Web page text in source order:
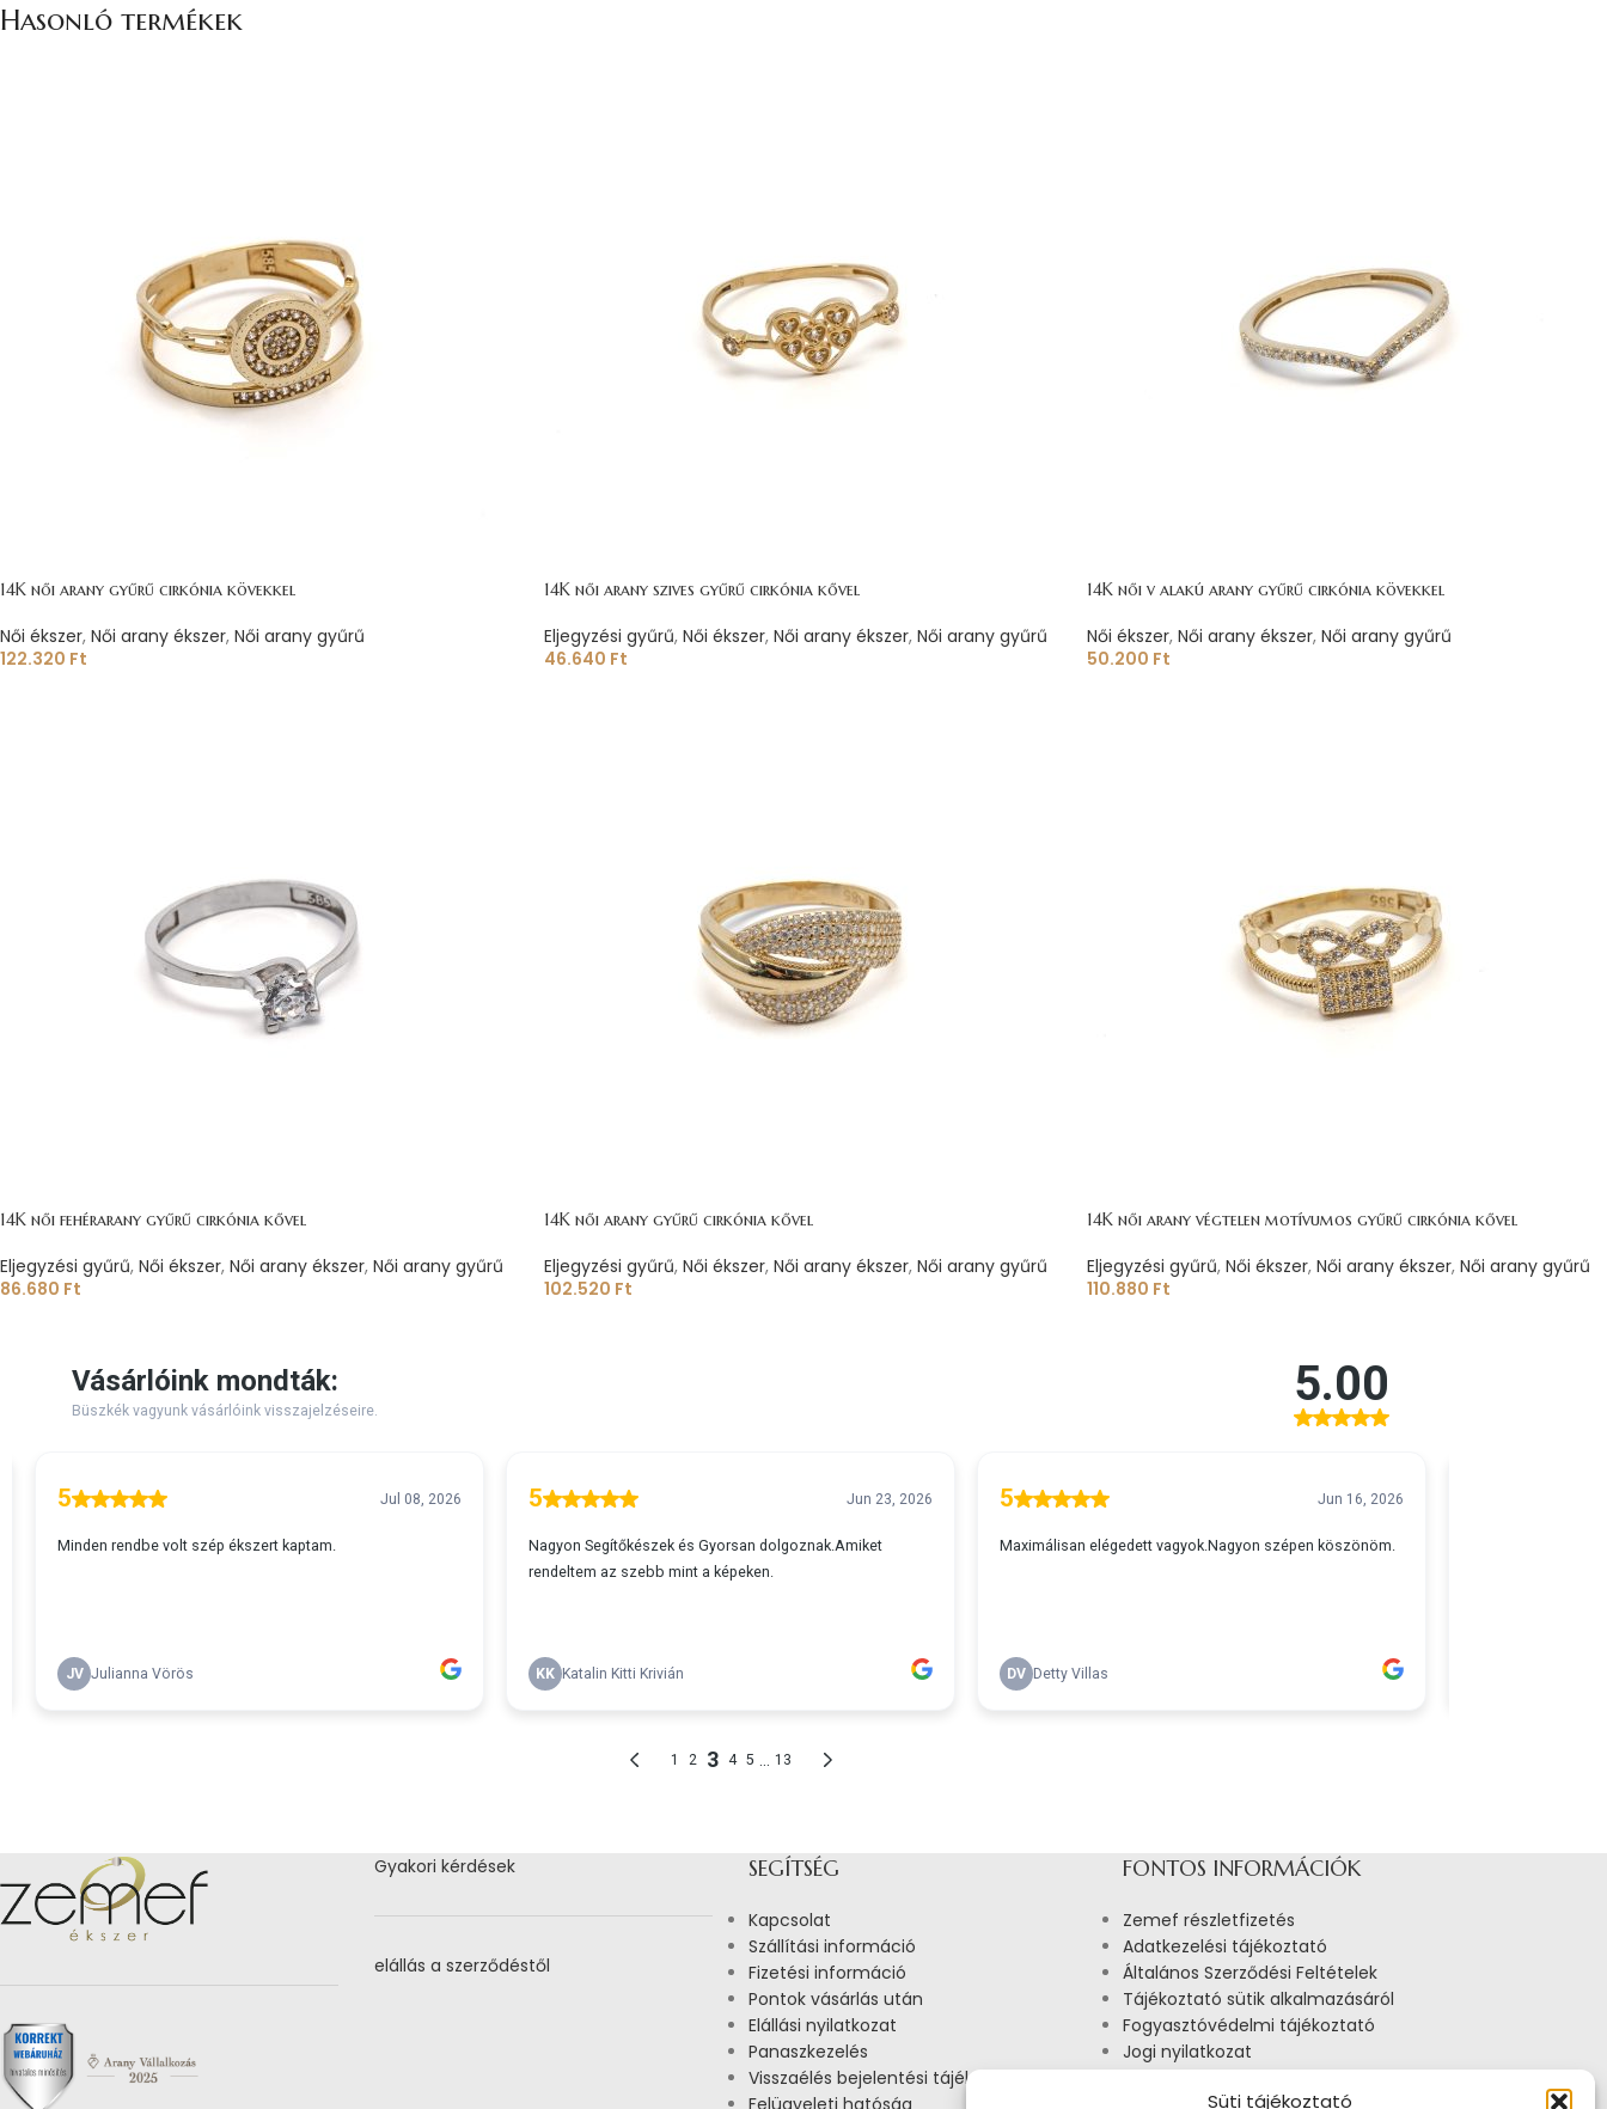
Süti tájékoztató
Hasonló termékek
14K női arany gyűrű cirkónia kövekkel
Női ékszer, Női arany ékszer, Női arany gyűrű
122.320 Ft
14K női arany szives gyűrű cirkónia kővel
Eljegyzési gyűrű, Női ékszer, Női arany ékszer, Női arany gyűrű
46.640 Ft
14K női v alakú arany gyűrű cirkónia kövekkel
Női ékszer, Női arany ékszer, Női arany gyűrű
50.200 Ft
14K női fehérarany gyűrű cirkónia kővel
Eljegyzési gyűrű, Női ékszer, Női arany ékszer, Női arany gyűrű
86.680 Ft
14K női arany gyűrű cirkónia kővel
Eljegyzési gyűrű, Női ékszer, Női arany ékszer, Női arany gyűrű
102.520 Ft
14K női arany végtelen motívumos gyűrű cirkónia kővel
Eljegyzési gyűrű, Női ékszer, Női arany ékszer, Női arany gyűrű
110.880 Ft
Gyakori kérdések
elállás a szerződéstől
SEGÍTSÉG
Kapcsolat
Szállítási információ
Fizetési információ
Pontok vásárlás után
Elállási nyilatkozat
Panaszkezelés
Visszaélés bejelentési tájékoztató
Felügyeleti hatóság
FONTOS INFORMÁCIÓK
Zemef részletfizetés
Adatkezelési tájékoztató
Általános Szerződési Feltételek
Tájékoztató sütik alkalmazásáról
Fogyasztóvédelmi tájékoztató
Jogi nyilatkozat
Impresszum
Pályázatok